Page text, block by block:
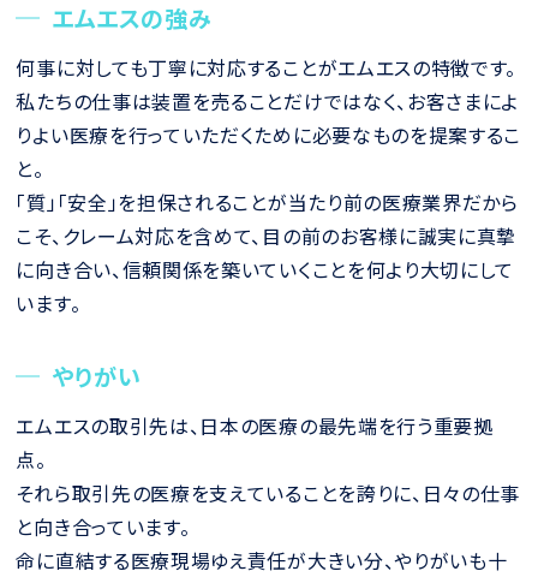
エムエスの強み
何事に対しても丁寧に対応することがエムエスの特徴です。
私たちの仕事は装置を売ることだけではなく、お客さまによ
りよい医療を行っていただくために必要なものを提案するこ
と。
「質」「安全」を担保されることが当たり前の医療業界だから
こそ、クレーム対応を含めて、目の前のお客様に誠実に真摯
に向き合い、信頼関係を築いていくことを何より大切にして
います。
やりがい
エムエスの取引先は、日本の医療の最先端を行う重要拠
点。
それら取引先の医療を支えていることを誇りに、日々の仕事
と向き合っています。
命に直結する医療現場ゆえ責任が大きい分、やりがいも十